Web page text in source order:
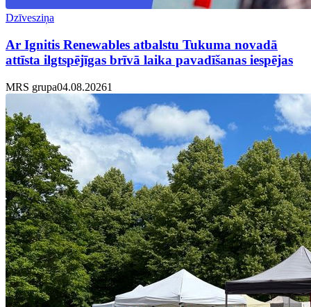
Dzīvesziņa
Ar Ignitis Renewables atbalstu Tukuma novadā
attīsta ilgtspējīgas brīvā laika pavadīšanas iespējas
MRS grupa04.08.20261